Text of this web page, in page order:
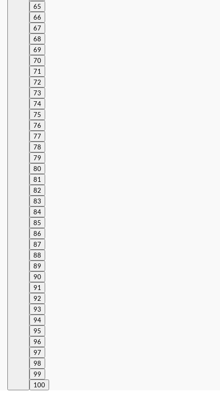
65
66
67
68
69
70
71
72
73
74
75
76
77
78
79
80
81
82
83
84
85
86
87
88
89
90
91
92
93
94
95
96
97
98
99
100